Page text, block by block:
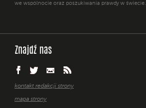
we wspólnocie oraz poszukiwania prawdy w świecie.
Znajdź nas
kontakt redakcji strony
mapa strony